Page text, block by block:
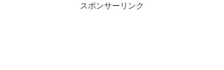
スポンサーリンク